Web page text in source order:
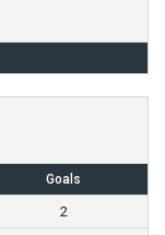
Goals
2